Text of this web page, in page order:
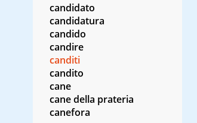
candidato
candidatura
candido
candire
canditi
candito
cane
cane della prateria
canefora